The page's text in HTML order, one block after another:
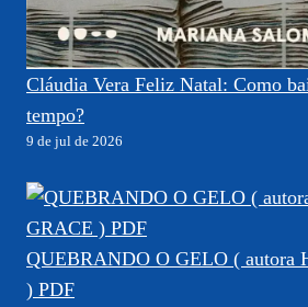
Cláudia Vera Feliz Natal: Como
tempo?
9 de jul de 2026
QUEBRANDO O GELO ( autora
) PDF